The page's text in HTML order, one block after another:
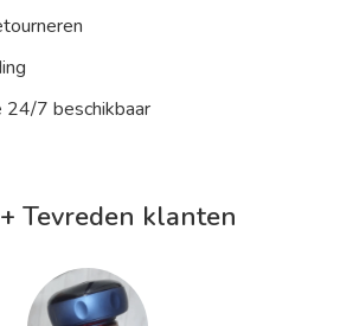
24/7 beschikbaar
Tevreden klanten